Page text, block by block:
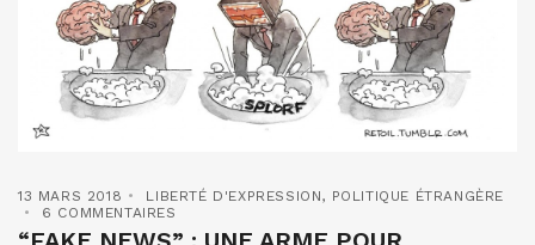
13 MARS 2018 LIBERTÉ D'EXPRESSION, POLITIQUE ÉTRANGÈRE
6 COMMENTAIRES